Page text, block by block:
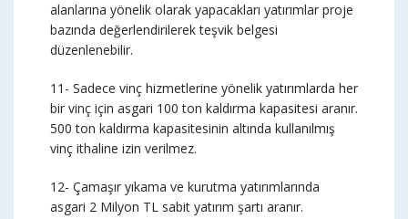
alanlarına yönelik olarak yapacakları yatırımlar proje
bazında değerlendirilerek teşvik belgesi
düzenlenebilir.
11- Sadece vinç hizmetlerine yönelik yatırımlarda her
bir vinç için asgari 100 ton kaldırma kapasitesi aranır.
500 ton kaldırma kapasitesinin altında kullanılmış
vinç ithaline izin verilmez.
12- Çamaşır yıkama ve kurutma yatırımlarında
asgari 2 Milyon TL sabit yatırım şartı aranır.